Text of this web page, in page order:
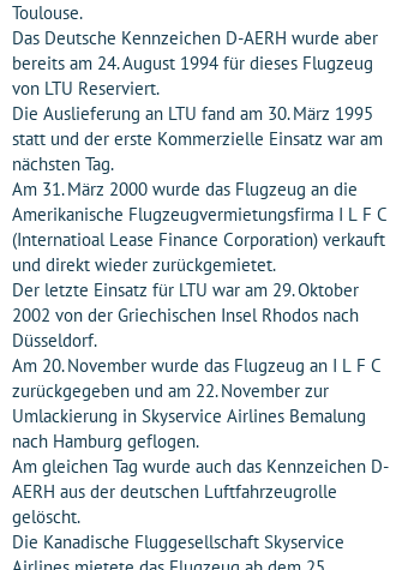
Toulouse.
Das Deutsche Kennzeichen D-AERH wurde aber
bereits am 24. August 1994 für dieses Flugzeug
von LTU Reserviert.
Die Auslieferung an LTU fand am 30. März 1995
statt und der erste Kommerzielle Einsatz war am
nächsten Tag.
Am 31. März 2000 wurde das Flugzeug an die
Amerikanische Flugzeugvermietungsfirma I L F C
(Internatioal Lease Finance Corporation) verkauft
und direkt wieder zurückgemietet.
Der letzte Einsatz für LTU war am 29. Oktober
2002 von der Griechischen Insel Rhodos nach
Düsseldorf.
Am 20. November wurde das Flugzeug an I L F C
zurückgegeben und am 22. November zur
Umlackierung in Skyservice Airlines Bemalung
nach Hamburg geflogen.
Am gleichen Tag wurde auch das Kennzeichen D-
AERH aus der deutschen Luftfahrzeugrolle
gelöscht.
Die Kanadische Fluggesellschaft Skyservice